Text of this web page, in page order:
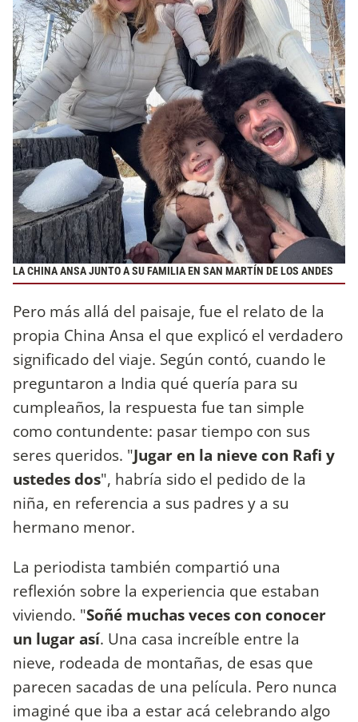
LA CHINA ANSA JUNTO A SU FAMILIA EN SAN MARTÍN DE LOS ANDES
Pero más allá del paisaje, fue el relato de la
propia China Ansa el que explicó el verdadero
significado del viaje. Según contó, cuando le
preguntaron a India qué quería para su
cumpleaños, la respuesta fue tan simple
como contundente: pasar tiempo con sus
seres queridos. "Jugar en la nieve con Rafi y
ustedes dos", habría sido el pedido de la
niña, en referencia a sus padres y a su
hermano menor.
La periodista también compartió una
reflexión sobre la experiencia que estaban
viviendo. "Soñé muchas veces con conocer
un lugar así. Una casa increíble entre la
nieve, rodeada de montañas, de esas que
parecen sacadas de una película. Pero nunca
imaginé que iba a estar acá celebrando algo